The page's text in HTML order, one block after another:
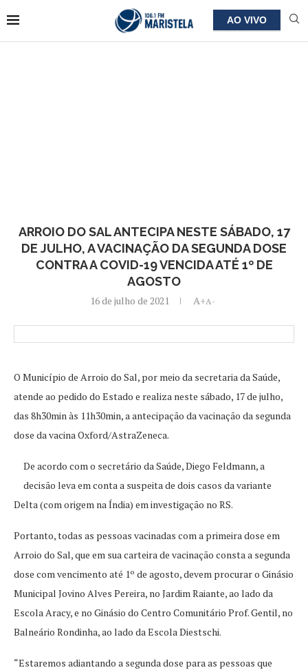
AO VIVO
ARROIO DO SAL ANTECIPA NESTE SÁBADO, 17
DE JULHO, A VACINAÇÃO DA SEGUNDA DOSE
CONTRA A COVID-19 VENCIDA ATÉ 1º DE
AGOSTO
16 de julho de 2021 A+A-
O Município de Arroio do Sal, por meio da secretaria da Saúde,
atende ao pedido do Estado e realiza neste sábado, 17 de julho,
das 8h30min às 11h30min, a antecipação da vacinação da segunda
dose da vacina Oxford/AstraZeneca.
De acordo com o secretário da Saúde, Diego Feldmann, a
decisão leva em conta a suspeita de dois casos da variante
Delta (com origem na Índia) em investigação no RS.
Portanto, todas as pessoas vacinadas com a primeira dose em
Arroio do Sal, que em sua carteira de vacinação consta a segunda
dose com vencimento até 1º de agosto, devem procurar o Ginásio
Municipal Jovino Alves Pereira, no Jardim Raiante, ao lado da
Escola Aracy, e no Ginásio do Centro Comunitário Prof. Gentil, no
Balneário Rondinha, ao lado da Escola Diestschi.
“Estaremos adiantando a segunda dose para as pessoas que